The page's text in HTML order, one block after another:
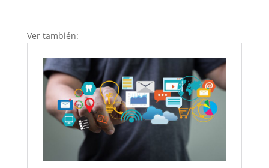
Ver también: